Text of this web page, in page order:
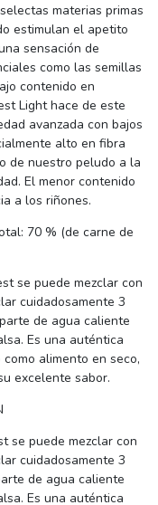
materias primas
estimulan el apetito
sensación de
como las semillas
contenido en
Light hace de este
avanzada con bajos
alto en fibra
de nuestro peludo a la
El menor contenido
a los riñones.
70 % (de carne de
se puede mezclar con
cuidadosamente 3
de agua caliente
Es una auténtica
alimento en seco,
excelente sabor.
se puede mezclar con
cuidadosamente 3
de agua caliente
Es una auténtica